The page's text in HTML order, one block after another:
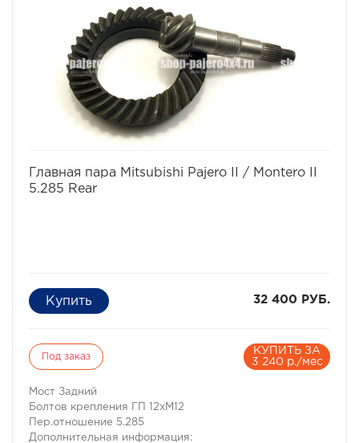
Главная пара Mitsubishi Pajero II / Montero II
5.285 Rear
32 400 РУБ.
Под заказ
КУПИТЬ ЗА
3 240 р./мес
Мост Задний
Болтов крепления ГП 12хМ12
Пер.отношение 5.285
Дополнительная информация: